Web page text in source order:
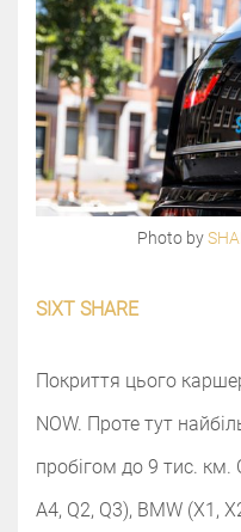
Photo by
SIXT SHARE
Покриття цього
NOW. Проте тут
пробігом до 9 тис. км.
A4, Q2, Q3), BMW (X1,